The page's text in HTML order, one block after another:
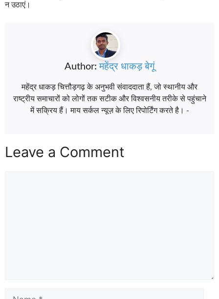
न उठाएं।
Author:महेंद्र धाकड़ बेगूं
महेंद्र धाकड़ चित्तौड़गढ़ के अनुभवी संवाददाता हैं, जो स्थानीय और
राष्ट्रीय समाचारों को लोगों तक सटीक और विश्वसनीय तरीके से पहुंचाने
में सक्रिय हैं। माय सर्कल न्यूज़ के लिए रिपोर्टिंग करते है। -
Leave a Comment